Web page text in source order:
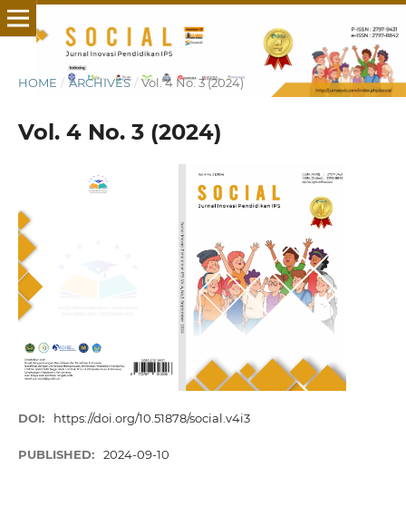
HOME / ARCHIVES / Vol. 4 No. 3 (2024)
Vol. 4 No. 3 (2024)
DOI: https://doi.org/10.51878/social.v4i3
PUBLISHED: 2024-09-10